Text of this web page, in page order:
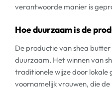
verantwoorde manier is
Hoe duurzaam is de
De productie van shea
duurzaam. Het winnen van
traditionele wijze door lokale
voornamelijk vrouwen, die